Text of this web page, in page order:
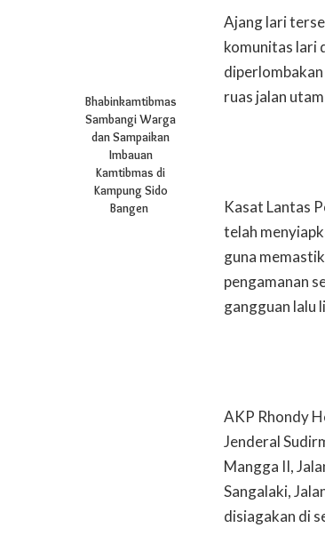
Bhabinkamtibmas
Sambangi Warga
dan Sampaikan
Imbauan
Kamtibmas di
Kampung Sido
Bangen
Ajang lari
komunitas lari
ruas jalan
Kasat Lantas
telah
guna
pengamanan
gangguan lalu
AKP Rhondy
Jenderal
Mangga II,
Sangalaki,
disiagakan di